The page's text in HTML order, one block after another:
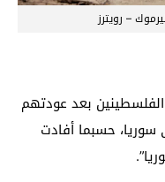
– رويترز
بعد عودتهم
سوريا، حسبما أفادت